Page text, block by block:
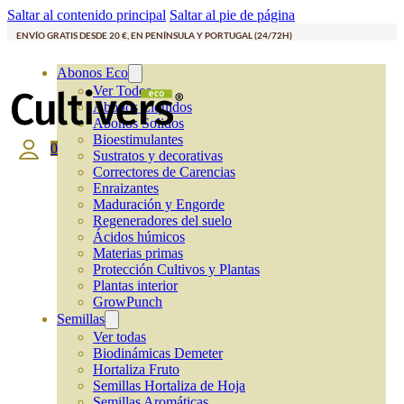
Saltar al contenido principal Saltar al pie de página
ENVÍO GRATIS DESDE 20 €, EN PENÍNSULA Y PORTUGAL (24/72H)
Abonos Eco
Ver Todos
Abonos Líquidos
Abonos Solidos
Bioestimulantes
Sustratos y decorativas
Correctores de Carencias
Enraizantes
Maduración y Engorde
Regeneradores del suelo
Ácidos húmicos
Materias primas
Protección Cultivos y Plantas
Plantas interior
GrowPunch
Semillas
Ver todas
Biodinámicas Demeter
Hortaliza Fruto
Semillas Hortaliza de Hoja
0